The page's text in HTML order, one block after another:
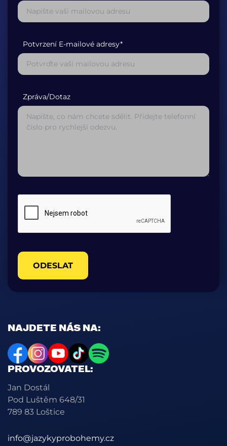
NAJDETE NÁS NA:
PROVOZOVATEL:
Jan Dostál
Pod Luštěm 648/31
789 83 Loštice
info@jazykyprobohemy.cz
Potvrzení E-mailové adresy*
Zpráva/Dotaz
ODESLAT